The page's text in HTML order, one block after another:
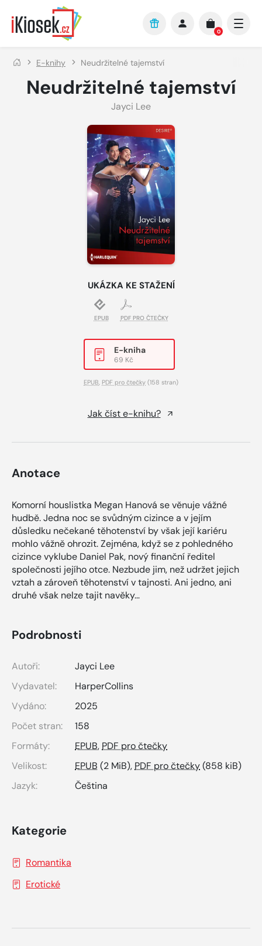
Přejít na hlavní obsah
0
E-knihy Neudržitelné tajemství
Neudržitelné tajemství
Jayci Lee
UKÁZKA KE STAŽENÍ
EPUB PDF PRO ČTEČKY
E-kniha
69 Kč
EPUB, PDF pro čtečky (158 stran)
Jak číst e-knihu?
Anotace
Komorní houslistka Megan Hanová se věnuje vážné
hudbě. Jedna noc se svůdným cizince a v jejím
důsledku nečekané těhotenství by však její kariéru
mohlo vážně ohrozit. Zejména, když se z pohledného
cizince vyklube Daniel Pak, nový finanční ředitel
společnosti jejího otce. Nezbude jim, než udržet jejich
vztah a zároveň těhotenství v tajnosti. Ani jedno, ani
druhé však nelze tajit navěky…
Podrobnosti
Autoři:
Jayci Lee
Vydavatel:
HarperCollins
Vydáno:
2025
Počet stran:
158
Formáty:
EPUB,PDF pro čtečky
Velikost:
EPUB (2 MiB),PDF pro čtečky(858 kiB)
Jazyk:
Čeština
Kategorie
Romantika
Erotické